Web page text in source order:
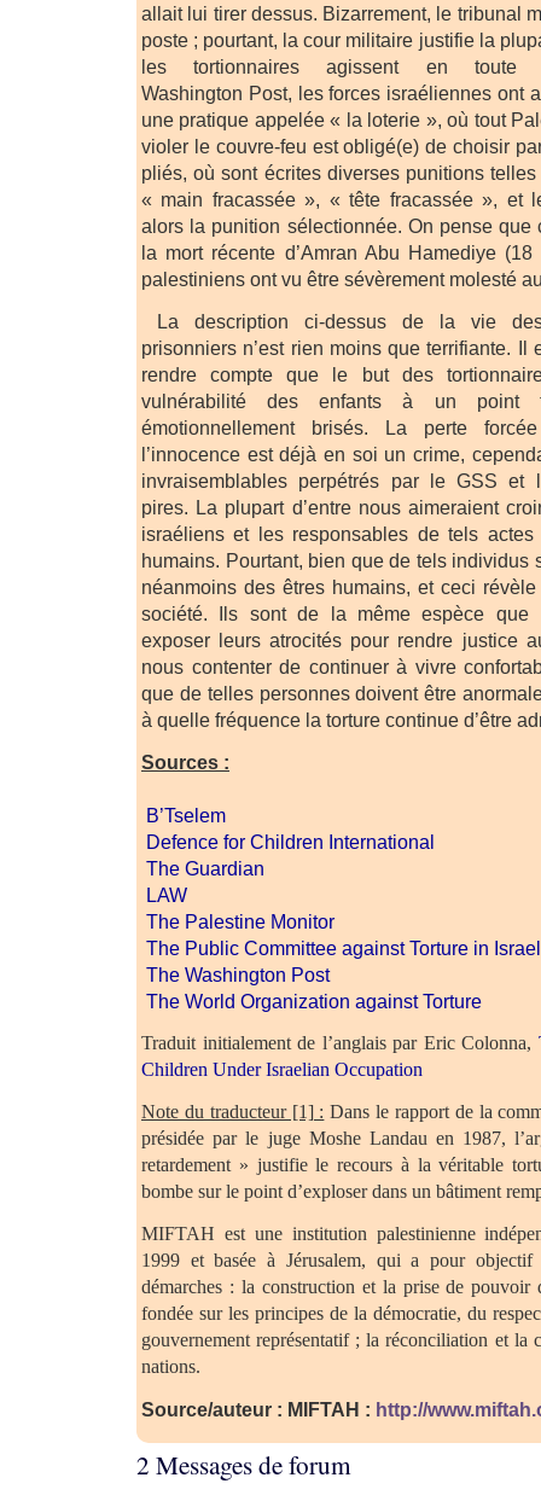
allait lui tirer dessus. Bizarrement, le tribunal
poste ; pourtant, la cour militaire justifie la
les tortionnaires agissent en toute
Washington Post, les forces israéliennes ont
une pratique appelée « la loterie », où tout
violer le couvre-feu est obligé(e) de choisir
pliés, où sont écrites diverses punitions
« main fracassée », « tête fracassée », et
alors la punition sélectionnée. On pense que
la mort récente d’Amran Abu Hamediye
palestiniens ont vu être sévèrement molesté
La description ci-dessus de la vie
prisonniers n’est rien moins que terrifiante. Il
rendre compte que le but des
vulnérabilité des enfants à un point
émotionnellement brisés. La perte
l’innocence est déjà en soi un crime,
invraisemblables perpétrés par le GSS et
pires. La plupart d’entre nous aimeraient
israéliens et les responsables de tels
humains. Pourtant, bien que de tels individus
néanmoins des êtres humains, et ceci
société. Ils sont de la même espèce que
exposer leurs atrocités pour rendre justice
nous contenter de continuer à vivre
que de telles personnes doivent être
à quelle fréquence la torture continue d’être
Sources :
B’Tselem
Defence for Children International
The Guardian
LAW
The Palestine Monitor
The Public Committee against Torture in Israel
The Washington Post
The World Organization against Torture
Traduit initialement de l’anglais par Eric Colonna,
Children Under Israelian Occupation
Note du traducteur [1] : Dans le rapport de la
présidée par le juge Moshe Landau en 1987,
retardement » justifie le recours à la véritable
bombe sur le point d’exploser dans un bâtiment
MIFTAH est une institution palestinienne
1999 et basée à Jérusalem, qui a pour objectif
démarches : la construction et la prise de pouvoir
fondée sur les principes de la démocratie, du
gouvernement représentatif ; la réconciliation et la
nations.
Source/auteur : MIFTAH : http://
2 Messages de forum